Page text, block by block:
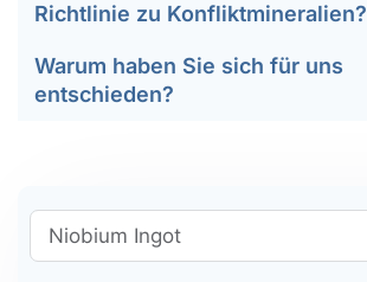
Richtlinie zu Konfliktmineralien?
Warum haben Sie sich für uns
entschieden?